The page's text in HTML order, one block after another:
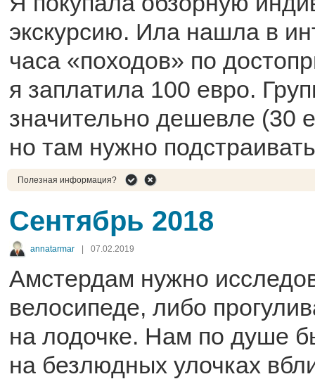
экскурсию. Ила нашла в
часа «походов» по
я заплатила 100 евро.
значительно дешевле (30
но там нужно
Полезная информация?
Сентябрь 2018
annatarmar | 07.02.2019
Амстердам нужно
велосипеде, либо
на лодочке. Нам по душе
на безлюдных улочках